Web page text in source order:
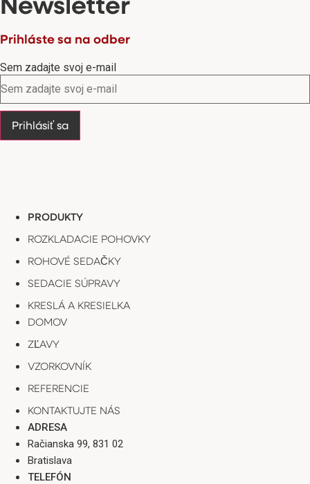
Prihláste sa na odber
Sem zadajte svoj e-mail
Prihlásiť sa
PRODUKTY
ROZKLADACIE POHOVKY
ROHOVÉ SEDAČKY
SEDACIE SÚPRAVY
KRESLÁ A KRESIELKA
DOMOV
ZĽAVY
VZORKOVNÍK
REFERENCIE
KONTAKTUJTE NÁS
ADRESA
Račianska 99, 831 02
Bratislava
TELEFÓN